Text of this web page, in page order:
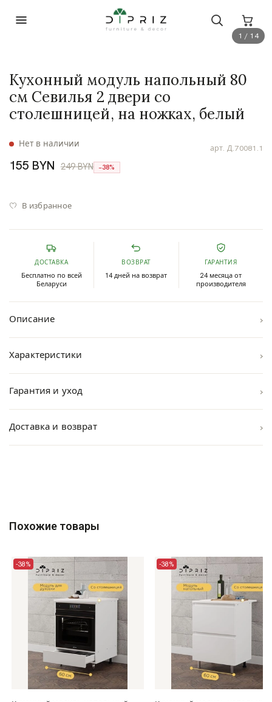
1 / 14
арт. Д.70081.1
Нет в наличии
Кухонный модуль напольный 80
см Севилья 2 двери со
столешницей, на ножках, белый
155 BYN 249 BYN −38%
В избранное
ДОСТАВКА
Бесплатно по всей
Беларуси
ВОЗВРАТ
14 дней на возврат
ГАРАНТИЯ
24 месяца от
производителя
Описание ›
Характеристики ›
Гарантия и уход ›
Доставка и возврат ›
Похожие товары
-38% -38%